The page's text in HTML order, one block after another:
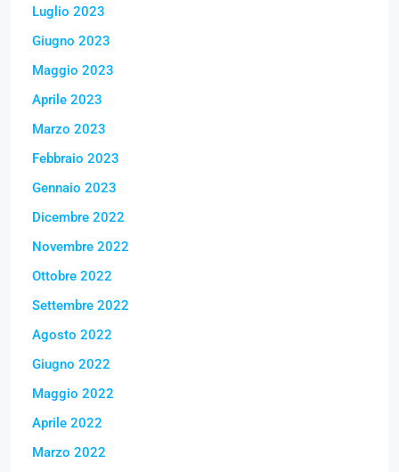
Luglio 2023
Giugno 2023
Maggio 2023
Aprile 2023
Marzo 2023
Febbraio 2023
Gennaio 2023
Dicembre 2022
Novembre 2022
Ottobre 2022
Settembre 2022
Agosto 2022
Giugno 2022
Maggio 2022
Aprile 2022
Marzo 2022